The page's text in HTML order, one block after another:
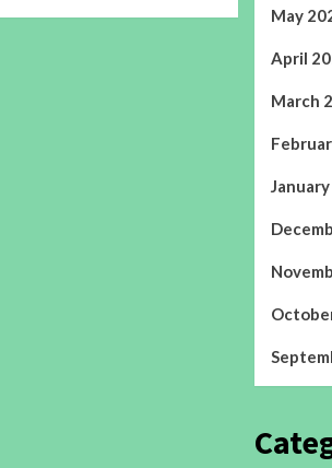
May
April
March